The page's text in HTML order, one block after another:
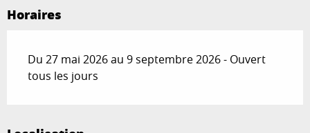
Horaires
Du 27 mai 2026 au 9 septembre 2026 - Ouvert
tous les jours